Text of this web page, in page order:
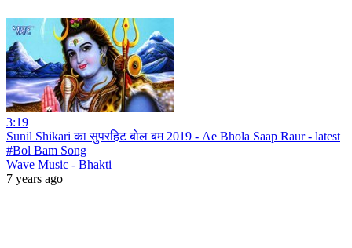
3:19
Sunil Shikari का सुपरहिट बोल बम 2019 - Ae Bhola Saap Raur - latest
#Bol Bam Song
Wave Music - Bhakti
7 years ago